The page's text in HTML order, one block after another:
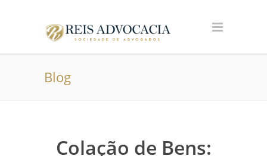
Blog
Colação de Bens: